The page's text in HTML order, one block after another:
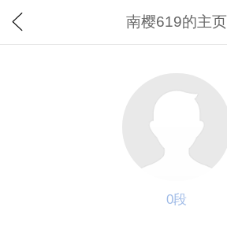
南樱619的主页
0段